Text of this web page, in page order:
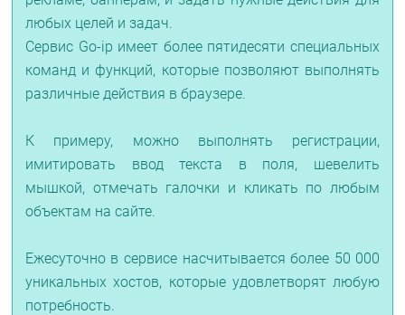
любых целей и задач.
Сервис Go-ip имеет более пятидесяти специальных
команд и функций, которые позволяют выполнять
различные действия в браузере.
К примеру, можно выполнять регистрации,
имитировать ввод текста в поля, шевелить
мышкой, отмечать галочки и кликать по любым
объектам на сайте.
Ежесуточно в сервисе насчитывается более 50 000
уникальных хостов, которые удовлетворят любую
потребность.